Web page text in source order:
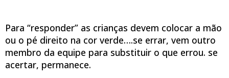
Para “responder” as crianças devem colocar a mão
ou o pé direito na cor verde….se errar, vem outro
membro da equipe para substituir o que errou. se
acertar, permanece.